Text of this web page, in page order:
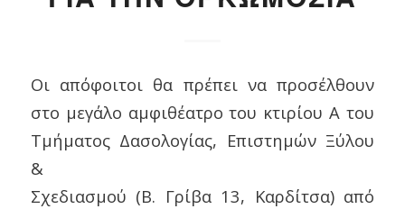
Οι απόφοιτοι θα πρέπει να προσέλθουν
στο μεγάλο αμφιθέατρο του κτιρίου Α του
Τμήματος Δασολογίας, Επιστημών Ξύλου
&
Σχεδιασμού (Β. Γρίβα 13, Καρδίτσα) από